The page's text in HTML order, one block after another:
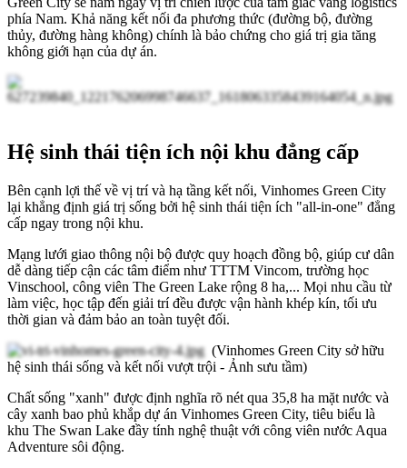
phía Nam. Khả năng kết nối đa phương thức (đường bộ, đường
thủy, đường hàng không) chính là bảo chứng cho giá trị gia tăng
không giới hạn của dự án.
Hệ sinh thái tiện ích nội khu đẳng cấp
Bên cạnh lợi thế về vị trí và hạ tầng kết nối, Vinhomes Green City
lại khẳng định giá trị sống bởi hệ sinh thái tiện ích "all-in-one" đẳng
cấp ngay trong nội khu.
Mạng lưới giao thông nội bộ được quy hoạch đồng bộ, giúp cư dân
dễ dàng tiếp cận các tâm điểm như TTTM Vincom, trường học
Vinschool, công viên The Green Lake rộng 8 ha,... Mọi nhu cầu từ
làm việc, học tập đến giải trí đều được vận hành khép kín, tối ưu
thời gian và đảm bảo an toàn tuyệt đối.
(Vinhomes Green City sở hữu
hệ sinh thái sống và kết nối vượt trội - Ảnh sưu tầm)
Chất sống "xanh" được định nghĩa rõ nét qua 35,8 ha mặt nước và
cây xanh bao phủ khắp dự án Vinhomes Green City, tiêu biểu là
khu The Swan Lake đầy tính nghệ thuật với công viên nước Aqua
Adventure sôi động.